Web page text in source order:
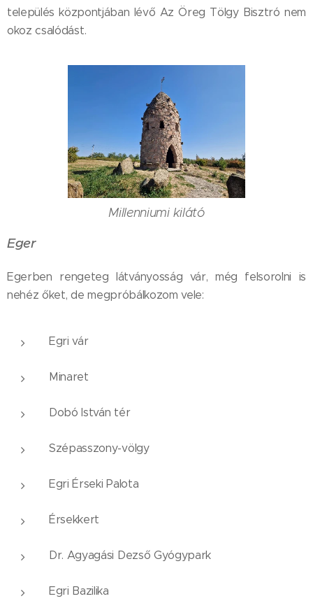
település központjában lévő Az Öreg Tölgy Bisztró nem
okoz csalódást.
Millenniumi kilátó
Eger
Egerben rengeteg látványosság vár, még felsorolni is
nehéz őket, de megpróbálkozom vele:
Egri vár
Minaret
Dobó István tér
Szépasszony-völgy
Egri Érseki Palota
Érsekkert
Dr. Agyagási Dezső Gyógypark
Egri Bazilika